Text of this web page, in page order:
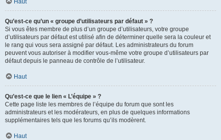
Haut
Qu’est-ce qu’un « groupe d’utilisateurs par défaut » ?
Si vous êtes membre de plus d’un groupe d’utilisateurs, votre groupe
d’utilisateurs par défaut est utilisé afin de déterminer quelle sera la couleur et
le rang qui vous sera assigné par défaut. Les administrateurs du forum
peuvent vous autoriser à modifier vous-même votre groupe d’utilisateurs par
défaut depuis le panneau de contrôle de l’utilisateur.
Haut
Qu’est-ce que le lien « L’équipe » ?
Cette page liste les membres de l’équipe du forum que sont les
administrateurs et les modérateurs, en plus de quelques informations
supplémentaires tels que les forums qu’ils modèrent.
Haut